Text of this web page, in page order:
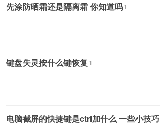
先涂防晒霜还是隔离霜 你知道吗1
键盘失灵按什么键恢复 1
电脑截屏的快捷键是ctrl加什么 一些小技巧